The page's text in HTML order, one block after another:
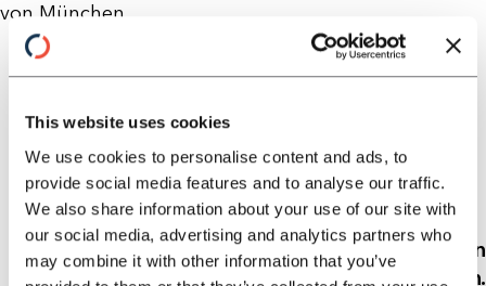
This website uses cookies
We use cookies to personalise content and ads, to
provide social media features and to analyse our traffic.
We also share information about your use of our site with
our social media, advertising and analytics partners who
may combine it with other information that you’ve
von München.
"Für mich bedeutet „together we grow“, den
Transformationsprozess aktiv voranzutreiben.